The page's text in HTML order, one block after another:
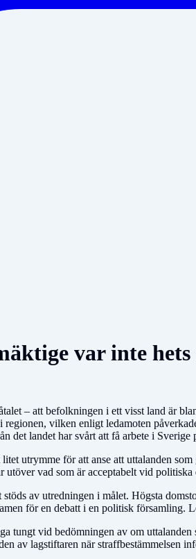
var inte
– att befolkningen i ett visst land är
regionen, vilken enligt ledamoten
det landet har svårt att få arbete i
utrymme för att anse att uttalanden
vad som är acceptabelt vid politiska
av utredningen i målet. Högsta
för en debatt i en politisk församling.
tungt vid bedömningen av om
av lagstiftaren när straffbestämmelsen